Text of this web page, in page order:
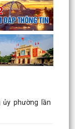
ủy phường lần